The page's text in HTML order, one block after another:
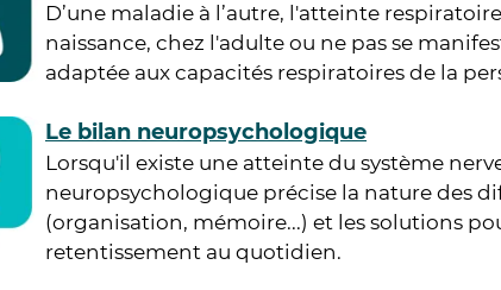
D’une maladie à l’autre, l'atteinte
naissance, chez l'adulte ou ne pas se
adaptée aux capacités respiratoires de la
Le bilan neuropsychologique
Lorsqu'il existe une atteinte du système
neuropsychologique précise la nature des
(organisation, mémoire...) et les solutions
retentissement au quotidien.